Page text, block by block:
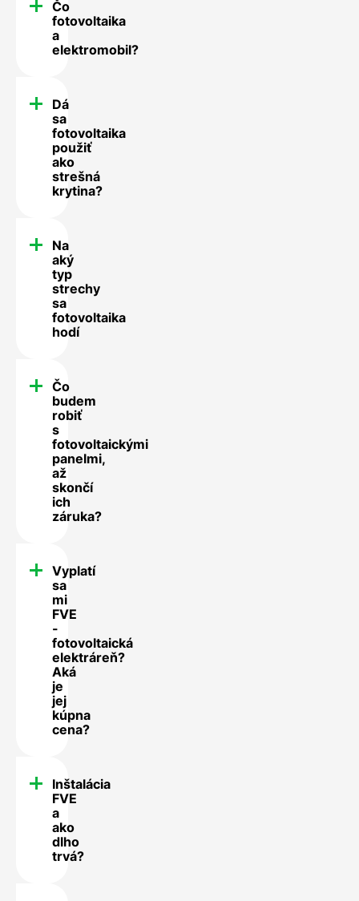
Čo
fotovoltaika
a
elektromobil?
Dá
sa
fotovoltaika
použiť
ako
strešná
krytina?
Na
aký
typ
strechy
sa
fotovoltaika
hodí
Čo
budem
robiť
s
fotovoltaickými
panelmi,
až
skončí
ich
záruka?
Vyplatí
sa
mi
FVE
-
fotovoltaická
elektráreň?
Aká
je
jej
kúpna
cena?
Inštalácia
FVE
a
ako
dlho
trvá?